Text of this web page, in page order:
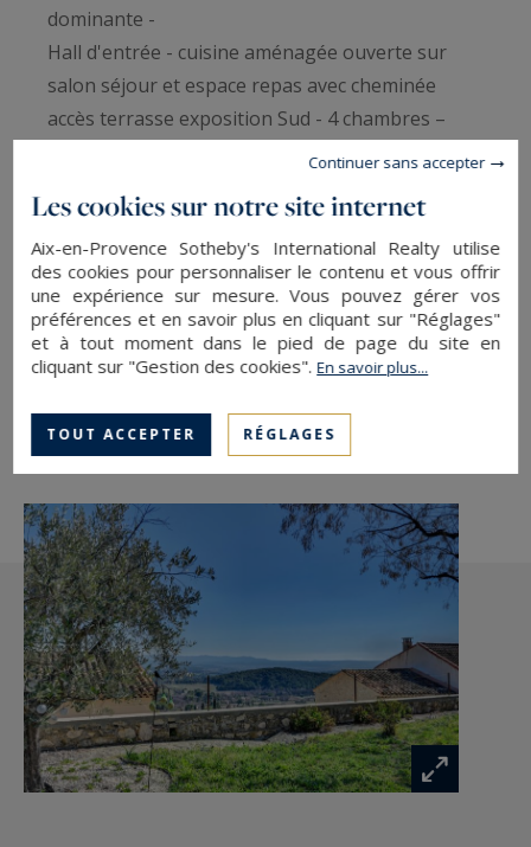
dominante -
Hall d'entrée - cuisine aménagée ouverte sur
salon séjour et espace repas avec cheminée
accès terrasse exposition Sud - 4 chambres –
grande pièce de jeux - 3 salles d'eau avec 3 WC -
extension,parkings - mandat 870
SAUVEGARDER
IMPRIMER
PARTAGER
Les cookies sur notre site internet
Aix-en-Provence Sotheby's International Realty utilise
des cookies pour personnaliser le contenu et vous offrir
une expérience sur mesure. Vous pouvez gérer vos
préférences et en savoir plus en cliquant sur "Réglages"
et à tout moment dans le pied de page du site en
cliquant sur "Gestion des cookies".En savoir plus...
TOUT ACCEPTER RÉGLAGES
Continuer sans accepter